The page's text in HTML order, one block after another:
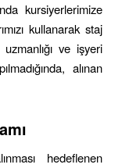
kursiyerlerimize
kullanarak staj
ve işyeri
alınan
hedeflenen